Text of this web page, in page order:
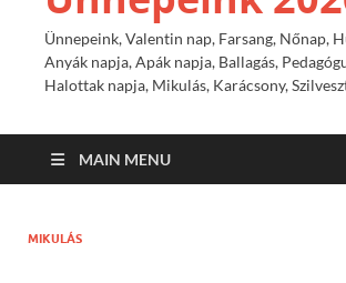
Ünnepeink, Valentin nap, Farsang, Nőnap,
Anyák napja, Apák napja, Ballagás,
Halottak napja, Mikulás, Karácsony,
MAIN MENU
MIKULÁS